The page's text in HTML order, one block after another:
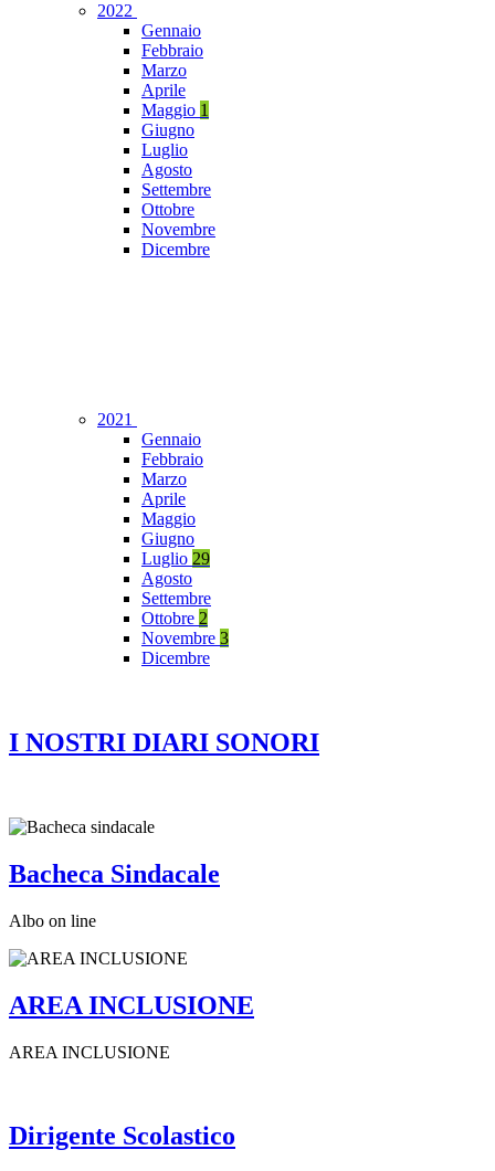
2022
Gennaio
Febbraio
Marzo
Aprile
Maggio 1
Giugno
Luglio
Agosto
Settembre
Ottobre
Novembre
Dicembre
2021
Gennaio
Febbraio
Marzo
Aprile
Maggio
Giugno
Luglio 29
Agosto
Settembre
Ottobre 2
Novembre 3
Dicembre
I NOSTRI DIARI SONORI
Bacheca Sindacale
Albo on line
AREA INCLUSIONE
AREA INCLUSIONE
Dirigente Scolastico